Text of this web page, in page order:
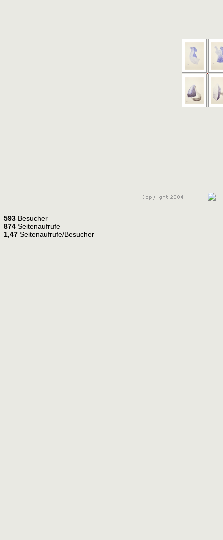
593 Besucher
874 Seitenaufrufe
1,47 Seitenaufrufe/Besucher